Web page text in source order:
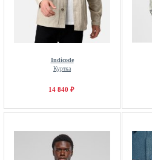
Indicode
Куртка
14 840 ₽